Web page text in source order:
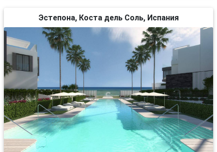
Эстепона, Коста дель Соль, Испания